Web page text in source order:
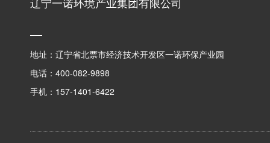
地址：辽宁省北票市经济技术开发区一诺环保产业园
电话：400-082-9898
手机：157-1401-6422